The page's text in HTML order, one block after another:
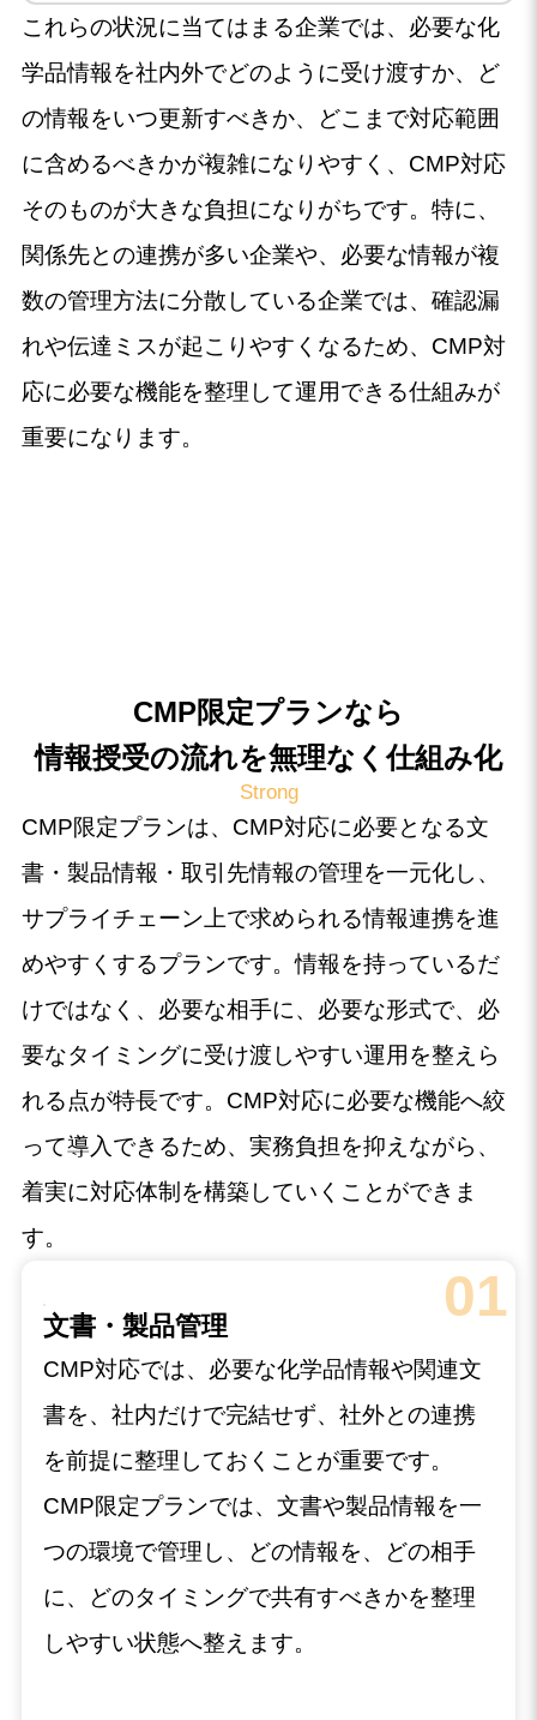
これらの状況に当てはまる企業では、必要な化
学品情報を社内外でどのように受け渡すか、ど
の情報をいつ更新すべきか、どこまで対応範囲
に含めるべきかが複雑になりやすく、CMP対応
そのものが大きな負担になりがちです。特に、
関係先との連携が多い企業や、必要な情報が複
数の管理方法に分散している企業では、確認漏
れや伝達ミスが起こりやすくなるため、CMP対
応に必要な機能を整理して運用できる仕組みが
重要になります。
CMP限定プランなら
情報授受の流れを無理なく仕組み化
Strong
CMP限定プランは、CMP対応に必要となる文
書・製品情報・取引先情報の管理を一元化し、
サプライチェーン上で求められる情報連携を進
めやすくするプランです。情報を持っているだ
けではなく、必要な相手に、必要な形式で、必
要なタイミングに受け渡しやすい運用を整えら
れる点が特長です。CMP対応に必要な機能へ絞
って導入できるため、実務負担を抑えながら、
着実に対応体制を構築していくことができま
す。
01
文書・製品管理
CMP対応では、必要な化学品情報や関連文
書を、社内だけで完結せず、社外との連携
を前提に整理しておくことが重要です。
CMP限定プランでは、文書や製品情報を一
つの環境で管理し、どの情報を、どの相手
に、どのタイミングで共有すべきかを整理
しやすい状態へ整えます。